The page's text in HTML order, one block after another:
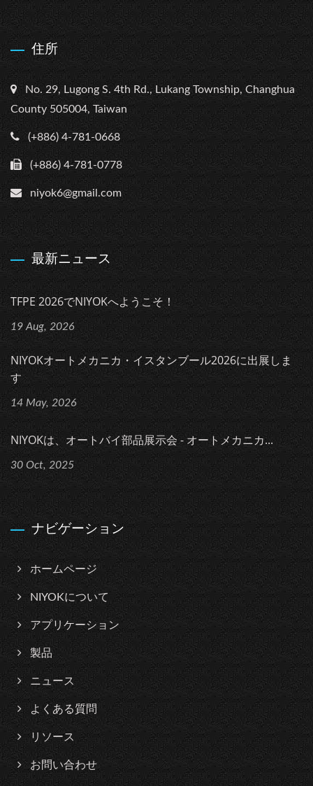
住所
No. 29, Lugong S. 4th Rd., Lukang Township, Changhua
County 505004, Taiwan
(+886) 4-781-0668
(+886) 4-781-0778
niyok6@gmail.com
最新ニュース
TFPE 2026でNIYOKへようこそ！
19 Aug, 2026
NIYOKオートメカニカ・イスタンブール2026に出展しま
す
14 May, 2026
NIYOKは、オートバイ部品展示会 - オートメカニカ...
30 Oct, 2025
ナビゲーション
ホームページ
NIYOKについて
アプリケーション
製品
ニュース
よくある質問
リソース
お問い合わせ